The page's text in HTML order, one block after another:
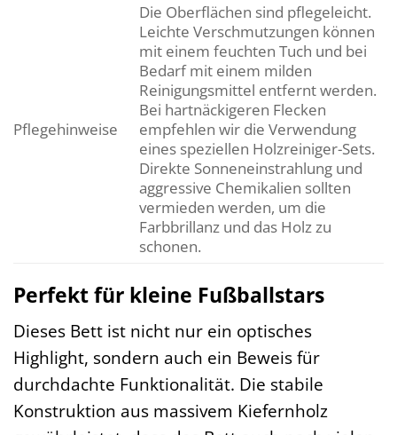
Pflegehinweise
Die Oberflächen sind pflegeleicht.
Leichte Verschmutzungen können
mit einem feuchten Tuch und bei
Bedarf mit einem milden
Reinigungsmittel entfernt werden.
Bei hartnäckigeren Flecken
empfehlen wir die Verwendung
eines speziellen Holzreiniger-Sets.
Direkte Sonneneinstrahlung und
aggressive Chemikalien sollten
vermieden werden, um die
Farbbrillanz und das Holz zu
schonen.
Perfekt für kleine Fußballstars
Dieses Bett ist nicht nur ein optisches
Highlight, sondern auch ein Beweis für
durchdachte Funktionalität. Die stabile
Konstruktion aus massivem Kiefernholz